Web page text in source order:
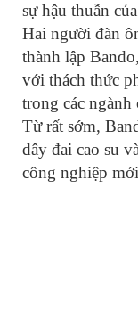
sự hậu thuẫn
Hai người đàn
thành lập Bando,
với thách thức
trong các
Từ rất sớm,
dây đai cao su
công nghiệp